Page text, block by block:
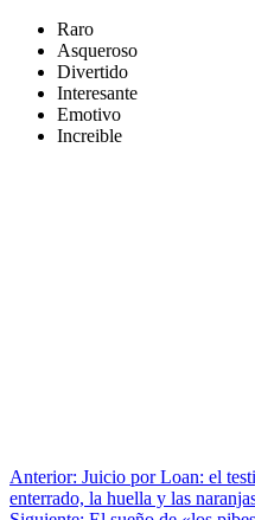
Raro
Asqueroso
Divertido
Interesante
Emotivo
Increible
Anterior: Juicio por Loan: el
enterrado, la huella y las